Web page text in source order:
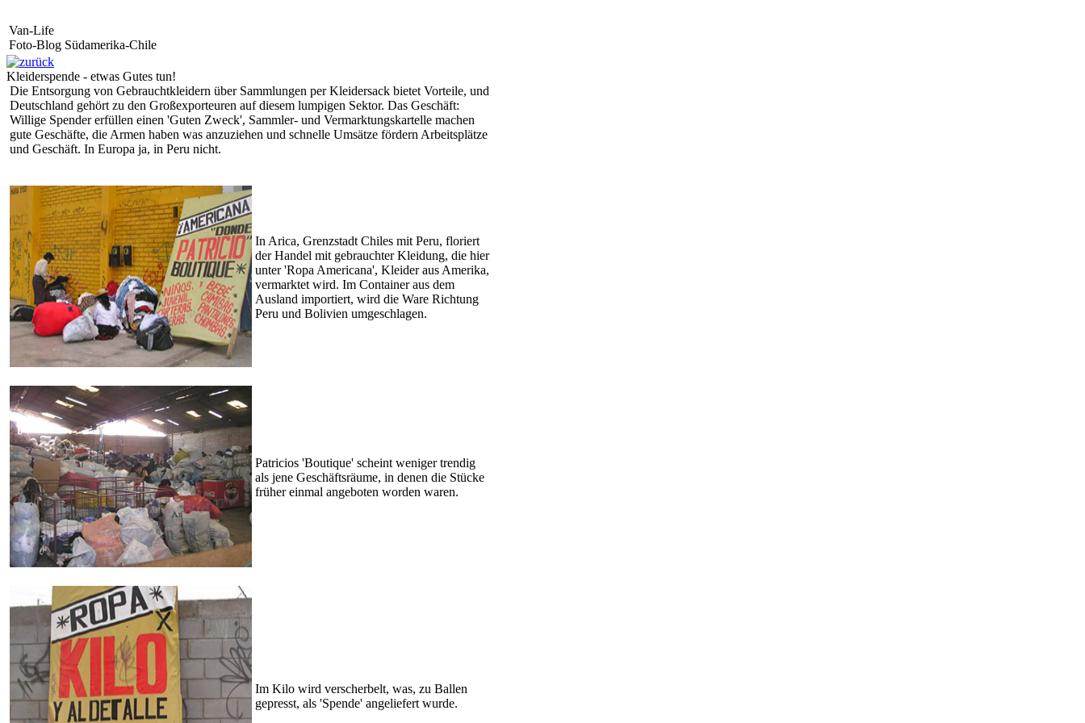
Van-Life
Foto-Blog Südamerika-Chile
Kleiderspende - etwas Gutes tun!
Die Entsorgung von Gebrauchtkleidern über Sammlungen per Kleidersack bietet Vorteile, und
Deutschland gehört zu den Großexporteuren auf diesem lumpigen Sektor. Das Geschäft:
Willige Spender erfüllen einen 'Guten Zweck', Sammler- und Vermarktungskartelle machen
gute Geschäfte, die Armen haben was anzuziehen und schnelle Umsätze fördern Arbeitsplätze
und Geschäft. In Europa ja, in Peru nicht.
In Arica, Grenzstadt Chiles mit Peru, floriert
der Handel mit gebrauchter Kleidung, die hier
unter 'Ropa Americana', Kleider aus Amerika,
vermarktet wird. Im Container aus dem
Ausland importiert, wird die Ware Richtung
Peru und Bolivien umgeschlagen.
Patricios 'Boutique' scheint weniger trendig
als jene Geschäftsräume, in denen die Stücke
früher einmal angeboten worden waren.
Im Kilo wird verscherbelt, was, zu Ballen
gepresst, als 'Spende' angeliefert wurde.